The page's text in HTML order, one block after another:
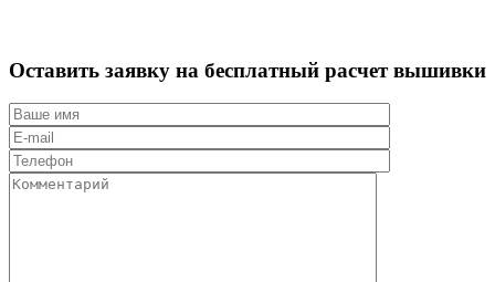
Оставить заявку на бесплатный расчетвышивки